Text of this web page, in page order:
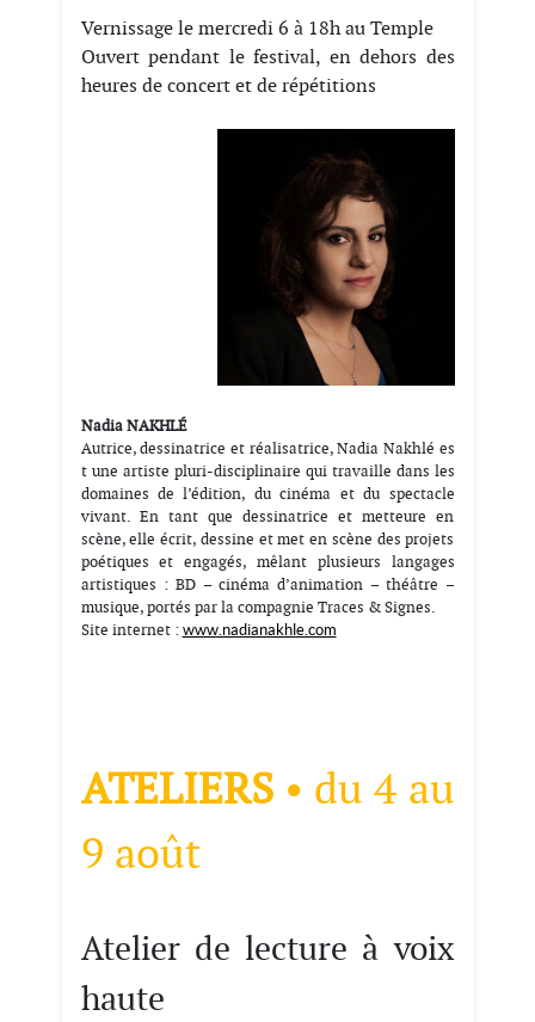
Vernissage le mercredi 6 à 18h au Temple
Ouvert pendant le festival, en dehors des
heures de concert et de répétitions
Nadia NAKHLÉ
Autrice, dessinatrice et réalisatrice, Nadia Nakhlé es
t une artiste pluri-disciplinaire qui travaille dans les
domaines de l’édition, du cinéma et du spectacle
vivant. En tant que dessinatrice et metteure en
scène, elle écrit, dessine et met en scène des projets
poétiques et engagés, mêlant plusieurs langages
artistiques : BD – cinéma d’animation – théâtre –
musique, portés par la compagnie Traces & Signes.
Site internet : www.nadianakhle.com
ATELIERS• du 4 au
9 août
Atelier de lecture à voix
haute